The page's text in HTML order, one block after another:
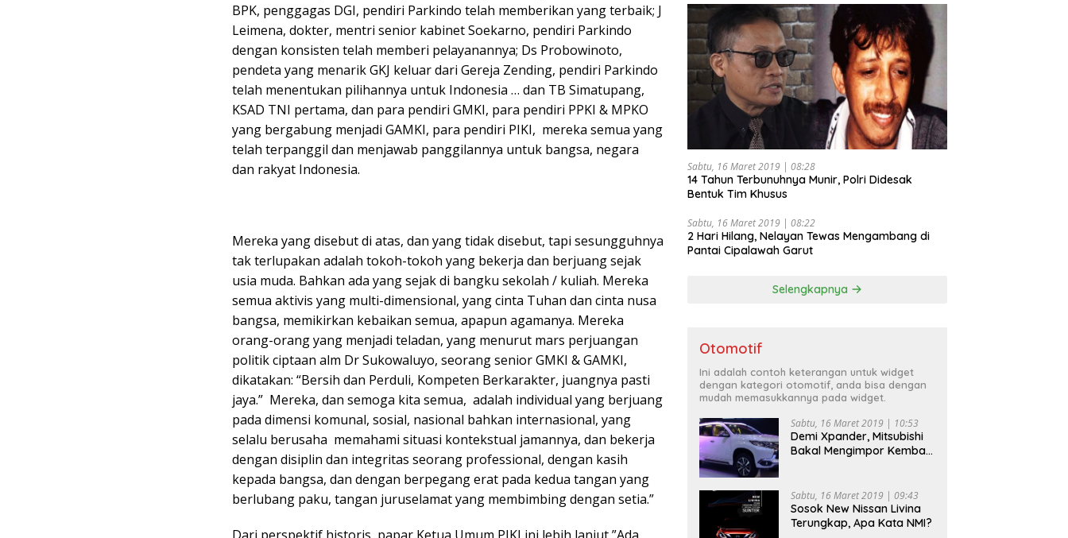
BPK, penggagas DGI, pendiri Parkindo telah memberikan yang terbaik; J
Leimena, dokter, mentri senior kabinet Soekarno, pendiri Parkindo
dengan konsisten telah memberi pelayanannya; Ds Probowinoto,
pendeta yang menarik GKJ keluar dari Gereja Zending, pendiri Parkindo
telah menentukan pilihannya untuk Indonesia … dan TB Simatupang,
KSAD TNI pertama, dan para pendiri GMKI, para pendiri PPKI & MPKO
yang bergabung menjadi GAMKI, para pendiri PIKI, mereka semua yang
telah terpanggil dan menjawab panggilannya untuk bangsa, negara
dan rakyat Indonesia.
Mereka yang disebut di atas, dan yang tidak disebut, tapi sesungguhnya
tak terlupakan adalah tokoh-tokoh yang bekerja dan berjuang sejak
usia muda. Bahkan ada yang sejak di bangku sekolah / kuliah. Mereka
semua aktivis yang multi-dimensional, yang cinta Tuhan dan cinta nusa
bangsa, memikirkan kebaikan semua, apapun agamanya. Mereka
orang-orang yang menjadi teladan, yang menurut mars perjuangan
politik ciptaan alm Dr Sukowaluyo, seorang senior GMKI & GAMKI,
dikatakan: “Bersih dan Perduli, Kompeten Berkarakter, juangnya pasti
jaya.” Mereka, dan semoga kita semua, adalah individual yang berjuang
pada dimensi komunal, sosial, nasional bahkan internasional, yang
selalu berusaha memahami situasi kontekstual jamannya, dan bekerja
dengan disiplin dan integritas seorang professional, dengan kasih
kepada bangsa, dan dengan berpegang erat pada kedua tangan yang
berlubang paku, tangan juruselamat yang membimbing dengan setia.”
Sabtu, 16 Maret 2019 | 08:28
14 Tahun Terbunuhnya Munir, Polri Didesak
Bentuk Tim Khusus
Sabtu, 16 Maret 2019 | 08:22
2 Hari Hilang, Nelayan Tewas Mengambang di
Pantai Cipalawah Garut
Selengkapnya
Otomotif
Ini adalah contoh keterangan untuk widget
dengan kategori otomotif, anda bisa dengan
mudah memasukkannya pada widget.
Sabtu, 16 Maret 2019 | 10:53
Demi Xpander, Mitsubishi
Bakal Mengimpor Kembali
Sabtu, 16 Maret 2019 | 09:43
Sosok New Nissan Livina
Terungkap, Apa Kata NMI?